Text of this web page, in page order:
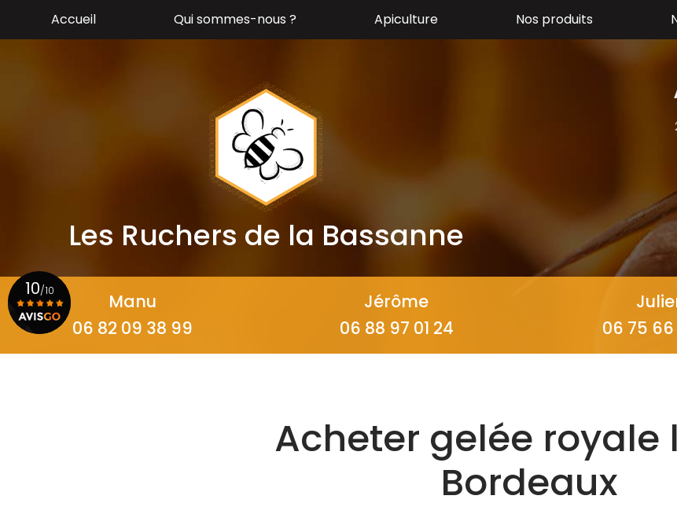
Accueil Qui sommes-nous ? Apiculture Nos produits
Les Ruchers de la Bassanne
Manu
06 82 09 38 99
Jérôme
06 88 97 01 24
06 75 66
10/10
Acheter gelée royale
Bordeaux